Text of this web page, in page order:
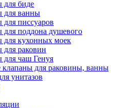
биде
ванны
писсуаров
поддона душевого
кухонных моек
раковин
чаш Генуя
для раковины, ванны
унитазов